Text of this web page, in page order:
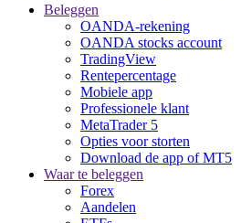
Beleggen
OANDA-rekening
OANDA stocks account
TradingView
Rentepercentage
Mobiele app
Professionele klant
MetaTrader 5
Opties voor storten
Download de app of MT5
Waar te beleggen
Forex
Aandelen